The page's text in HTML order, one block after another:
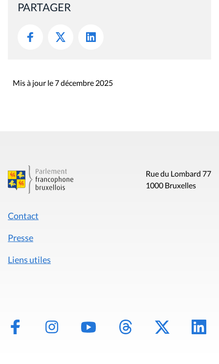
PARTAGER
Mis à jour le 7 décembre 2025
Rue du Lombard 77
1000 Bruxelles
Contact
Presse
Liens utiles